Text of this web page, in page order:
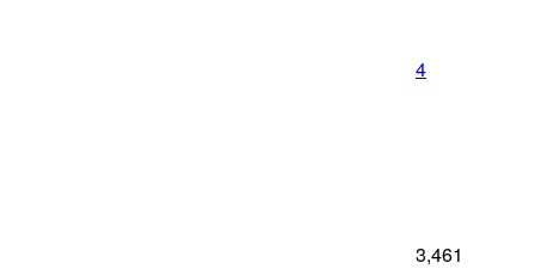
4
3,461